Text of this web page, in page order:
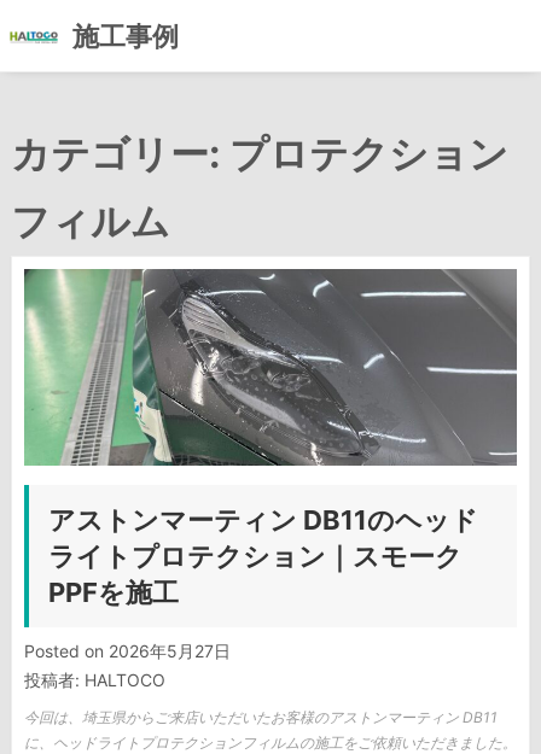
ン
ス
施工事例
カテゴリー: プロテクション
フィルム
アストンマーティン DB11のヘッド
ライトプロテクション｜スモーク
PPFを施工
Posted on 2026年5月27日
投稿者: HALTOCO
今回は、埼玉県からご来店いただいたお客様のアストンマーティン DB11
に、ヘッドライトプロテクションフィルムの施工をご依頼いただきました。